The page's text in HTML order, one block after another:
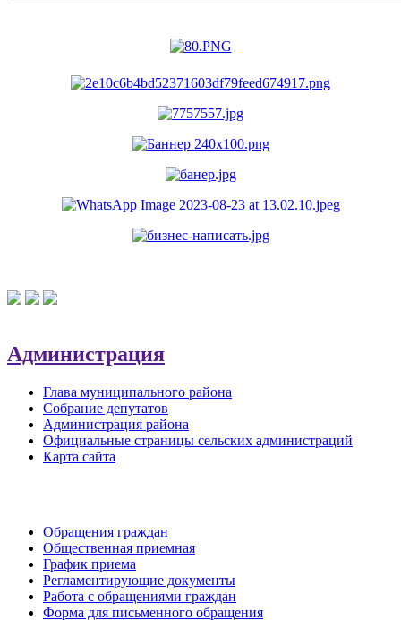
Администрация
Глава муниципального района
Собрание депутатов
Администрация района
Официальные страницы сельских администраций
Карта сайта
Обращения граждан
Общественная приемная
График приема
Регламентирующие документы
Работа с обращениями граждан
Форма для письменного обращения